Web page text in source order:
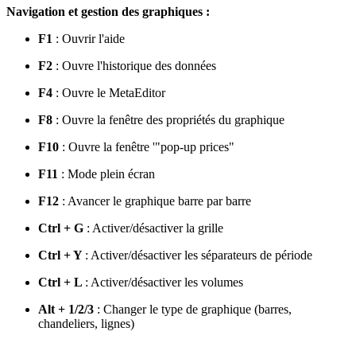
Navigation et gestion des graphiques :
F1 : Ouvrir l'aide
F2 : Ouvre l'historique des données
F4 : Ouvre le MetaEditor
F8 : Ouvre la fenêtre des propriétés du graphique
F10 : Ouvre la fenêtre '"pop-up prices"
F11 : Mode plein écran
F12 : Avancer le graphique barre par barre
Ctrl + G : Activer/désactiver la grille
Ctrl + Y : Activer/désactiver les séparateurs de période
Ctrl + L : Activer/désactiver les volumes
Alt + 1/2/3 : Changer le type de graphique (barres,
chandeliers, lignes)